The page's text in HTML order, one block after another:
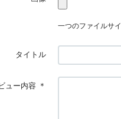
一つのファイルサ
タイトル
ュー内容 ＊